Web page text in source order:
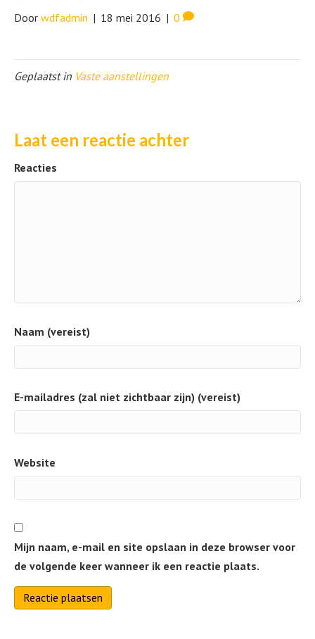
Door wdfadmin | 18 mei 2016 | 0
Geplaatst in Vaste aanstellingen
Laat een reactie achter
Reacties
Naam (vereist)
E-mailadres (zal niet zichtbaar zijn) (vereist)
Website
Mijn naam, e-mail en site opslaan in deze browser voor
de volgende keer wanneer ik een reactie plaats.